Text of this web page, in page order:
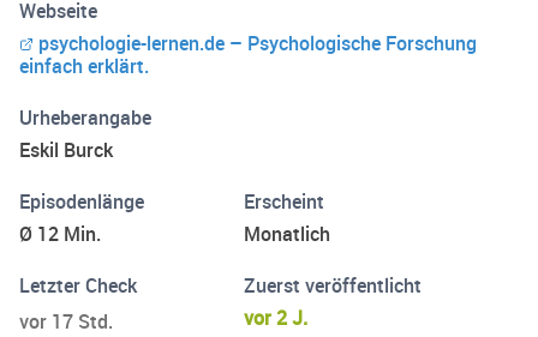
blanker Unsinn verbreitet wird, hat der bekannte Diplom-
Psychologe Eskil Burck tausende
Untersuchungsergebnisse ausgewertet und verblüffende
Erkenntnisse anschaulich und unterhaltsam aufbereitet.
Welche Beeinflussungstechniken funktionieren wirklich?
Angriffe abwehren zu können?
Webseite
psychologie-lernen.de – Psychologische Forschung
einfach erklärt.
Urheberangabe
Eskil Burck
Episodenlänge
Ø 12 Min.
Erscheint
Monatlich
Letzter Check
vor 17 Std.
Zuerst veröffentlicht
vor 2 J.